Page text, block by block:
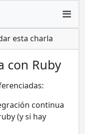
esta charla
con Ruby
continua
(y si hay